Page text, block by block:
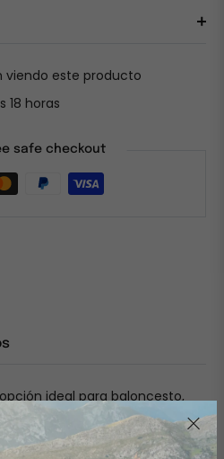
viendo este producto
18 horas
safe checkout
ideal para baloncesto,
kickboxing, equitación,
más segura.